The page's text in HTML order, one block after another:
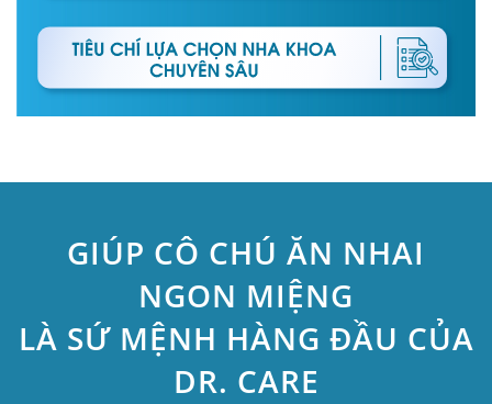
GIÚP CÔ CHÚ ĂN NHAI
NGON MIỆNG
LÀ SỨ MỆNH HÀNG ĐẦU CỦA
DR. CARE